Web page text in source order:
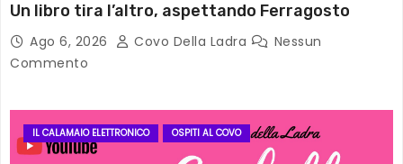
Un libro tira l’altro, aspettando Ferragosto
Ago 6, 2026 Covo Della Ladra
Nessun
Commento
IL CALAMAIO ELETTRONICO OSPITI AL COVO